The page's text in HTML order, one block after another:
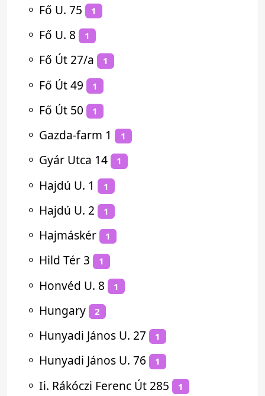
⚬ Fő U. 75 1
⚬ Fő U. 8 1
⚬ Fő Út 27/a 1
⚬ Fő Út 49 1
⚬ Fő Út 50 1
⚬ Gazda-farm 1 1
⚬ Gyár Utca 14 1
⚬ Hajdú U. 1 1
⚬ Hajdú U. 2 1
⚬ Hajmáskér 1
⚬ Hild Tér 3 1
⚬ Honvéd U. 8 1
⚬ Hungary 2
⚬ Hunyadi János U. 27 1
⚬ Hunyadi János U. 76 1
⚬ Ii. Rákóczi Ferenc Út 285 1